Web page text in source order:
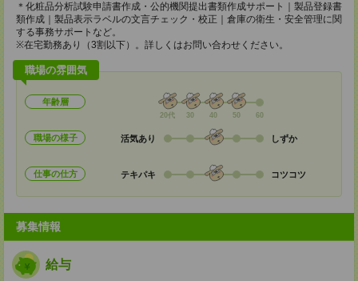
＊化粧品分析試験申請書作成・公的機関提出書類作成サポート｜製品登録書
類作成｜製品表示ラベルの文言チェック・校正｜倉庫の衛生・安全管理に関
する事務サポートなど。
※在宅勤務あり（3割以下）。詳しくはお問い合わせください。
職場の雰囲気
年齢層
20代 30 40 50 60
職場の様子 活気あり しずか
仕事の仕方 テキパキ コツコツ
募集情報
給与